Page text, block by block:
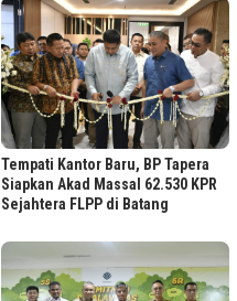
Tempati Kantor Baru, BP Tapera
Siapkan Akad Massal 62.530 KPR
Sejahtera FLPP di Batang